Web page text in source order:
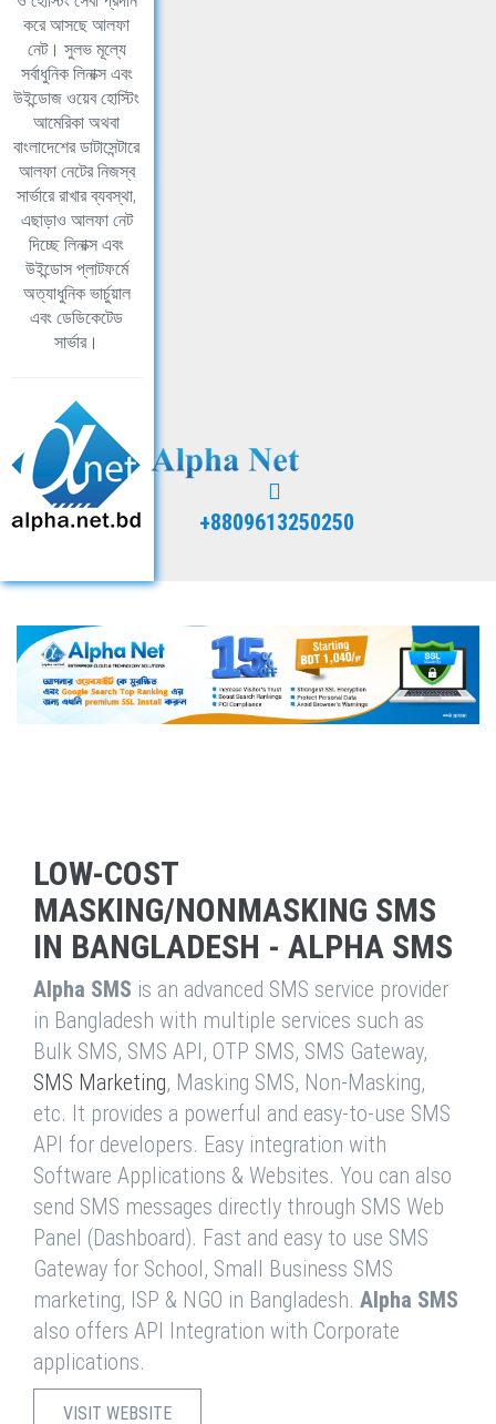
করে আসছে আলফা
নেট। সুলভ মূল্যে
সর্বাধুনিক লিনাক্স এবং
উইন্ডোজ ওয়েব হোস্টিং
আমেরিকা অথবা
বাংলাদেশের ডাটাসেন্টারে
আলফা নেটের নিজস্ব
সার্ভারে রাখার ব্যবস্থা,
এছাড়াও আলফা নেট
দিচ্ছে লিনাক্স এবং
উইন্ডোস প্লাটফর্মে
অত্যাধুনিক ভার্চুয়াল
এবং ডেডিকেটেড
সার্ভার।
+8809613250250
LOW-COST
MASKING/NONMASKING SMS
IN BANGLADESH - ALPHA SMS
Alpha SMS is an advanced SMS service provider
in Bangladesh with multiple services such as
Bulk SMS, SMS API, OTP SMS, SMS Gateway,
SMS Marketing, Masking SMS, Non-Masking,
etc. It provides a powerful and easy-to-use SMS
API for developers. Easy integration with
Software Applications & Websites. You can also
send SMS messages directly through SMS Web
Panel (Dashboard). Fast and easy to use SMS
Gateway for School, Small Business SMS
marketing, ISP & NGO in Bangladesh. Alpha SMS
also offers API Integration with Corporate
applications.
VISIT WEBSITE